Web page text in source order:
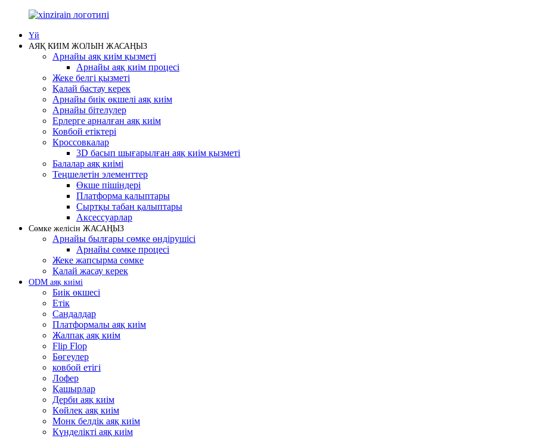
Үй
АЯҚ КИІМ ЖОЛЫН ЖАСАҢЫЗ
Арнайы аяқ киім қызметі
Арнайы аяқ киім процесі
Жеке белгі қызметі
Қалай бастау керек
Арнайы биік өкшелі аяқ киім
Арнайы бітелулер
Ерлерге арналған аяқ киім
Ковбой етіктері
Кроссовкалар
3D басып шығарылған аяқ киім қызметі
Балалар аяқ киімі
Теңшелетін элементтер
Өкше пішіндері
Платформа қалыптары
Сыртқы табан қалыптары
Аксессуарлар
Сөмке желісін ЖАСАҢЫЗ
Арнайы былғары сөмке өндірушісі
Арнайы сөмке процесі
Жеке жапсырма сөмке
Қалай жасау керек
ODM аяқ киімі
Биік өкшесі
Етік
Сандалдар
Платформалы аяқ киім
Жалпақ аяқ киім
Flip Flop
Бөгеулер
ковбой етігі
Лофер
Қашырлар
Дерби аяқ киім
Көйлек аяқ киім
Монк белдік аяқ киім
Күнделікті аяқ киім